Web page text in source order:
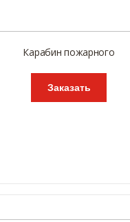
Карабин пожарного
Заказать